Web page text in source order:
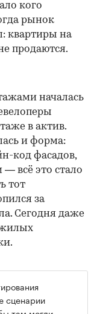
кого
рынок
квартиры на
продаются.
началась
в актив.
и форма:
код фасадов,
— всё это стало
тот
за
Сегодня даже
сценарии